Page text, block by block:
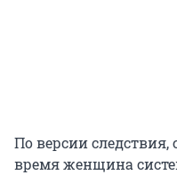
По версии следствия,
время женщина